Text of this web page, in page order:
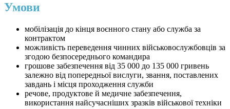
Умови
мобілізація до кінця воєнного стану або служба за
контрактом
можливість переведення чинних військовослужбовців за
згодою безпосереднього командира
грошове забезпечення від 35 000 до 135 000 гривень
залежно від попередньої вислуги, звання, поставлених
завдань і місця проходження служби
речове, продуктове й медичне забезпечення,
використання найсучасніших зразків військової техніки